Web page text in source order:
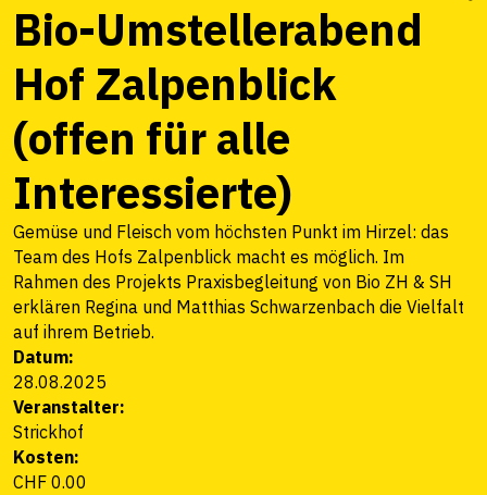
Bio-Umstellerabend
Hof Zalpenblick
(offen für alle
Interessierte)
Gemüse und Fleisch vom höchsten Punkt im Hirzel: das
Team des Hofs Zalpenblick macht es möglich. Im
Rahmen des Projekts Praxisbegleitung von Bio ZH & SH
erklären Regina und Matthias Schwarzenbach die Vielfalt
auf ihrem Betrieb.
Datum:
28.08.2025
Veranstalter:
Strickhof
Kosten:
CHF 0.00